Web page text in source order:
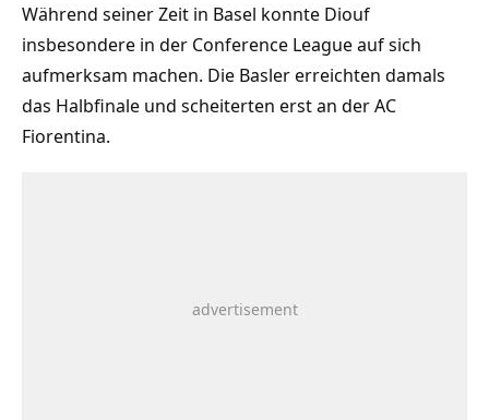
Während seiner Zeit in Basel konnte Diouf
insbesondere in der Conference League auf sich
aufmerksam machen. Die Basler erreichten damals
das Halbfinale und scheiterten erst an der AC
Fiorentina.